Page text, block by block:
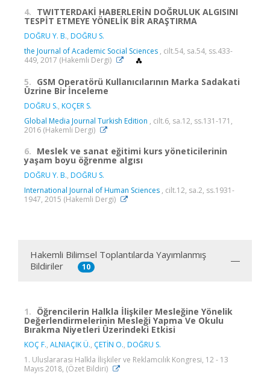
4. TWITTERDAKİ HABERLERİN DOĞRULUK ALGISINI
TESPİT ETMEYE YÖNELİK BİR ARAŞTIRMA
DOĞRU Y. B., DOĞRU S.
the Journal of Academic Social Sciences , cilt.54, sa.54, ss.433-
449, 2017 (Hakemli Dergi)
5. GSM Operatörü Kullanıcılarının Marka Sadakati
Üzrine Bir İnceleme
DOĞRU S., KOÇER S.
Global Media Journal Turkish Edition , cilt.6, sa.12, ss.131-171,
2016 (Hakemli Dergi)
6. Meslek ve sanat eğitimi kurs yöneticilerinin
yaşam boyu öğrenme algısı
DOĞRU Y. B., DOĞRU S.
International Journal of Human Sciences , cilt.12, sa.2, ss.1931-
1947, 2015 (Hakemli Dergi)
Hakemli Bilimsel Toplantılarda Yayımlanmış
Bildiriler
10
1. Öğrencilerin Halkla İlişkiler Mesleğine Yönelik
Değerlendirmelerinin Mesleği Yapma Ve Okulu
Bırakma Niyetleri Üzerindeki Etkisi
KOÇ F., ALNIAÇIK Ü., ÇETİN O., DOĞRU S.
1. Uluslararası Halkla İlişkiler ve Reklamcılık Kongresi, 12 - 13
Mayıs 2018, (Özet Bildiri)